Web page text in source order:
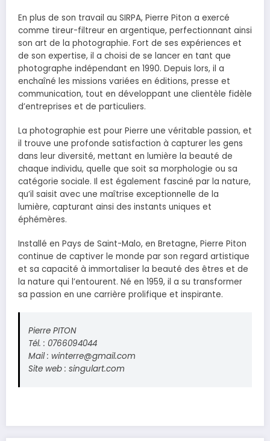
En plus de son travail au SIRPA, Pierre Piton a exercé
comme tireur-filtreur en argentique, perfectionnant ainsi
son art de la photographie. Fort de ses expériences et
de son expertise, il a choisi de se lancer en tant que
photographe indépendant en 1990. Depuis lors, il a
enchaîné les missions variées en éditions, presse et
communication, tout en développant une clientèle fidèle
d’entreprises et de particuliers.
La photographie est pour Pierre une véritable passion, et
il trouve une profonde satisfaction à capturer les gens
dans leur diversité, mettant en lumière la beauté de
chaque individu, quelle que soit sa morphologie ou sa
catégorie sociale. Il est également fasciné par la nature,
qu’il saisit avec une maîtrise exceptionnelle de la
lumière, capturant ainsi des instants uniques et
éphémères.
Installé en Pays de Saint-Malo, en Bretagne, Pierre Piton
continue de captiver le monde par son regard artistique
et sa capacité à immortaliser la beauté des êtres et de
la nature qui l’entourent. Né en 1959, il a su transformer
sa passion en une carrière prolifique et inspirante.
Pierre PITON
Tél. : 0766094044
Mail : winterre@gmail.com
Site web : singulart.com